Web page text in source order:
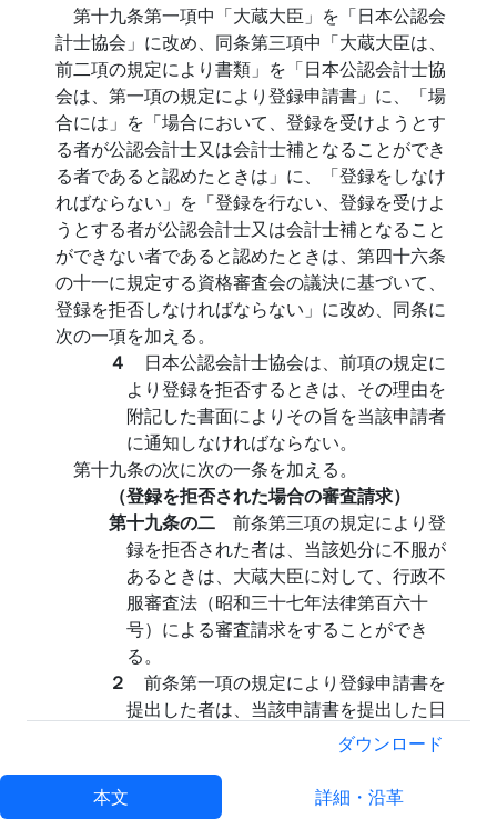
第十九条第一項中「大蔵大臣」を「日本公認会
計士協会」に改め、同条第三項中「大蔵大臣は、
前二項の規定により書類」を「日本公認会計士協
会は、第一項の規定により登録申請書」に、「場
合には」を「場合において、登録を受けようとす
る者が公認会計士又は会計士補となることができ
る者であると認めたときは」に、「登録をしなけ
ればならない」を「登録を行ない、登録を受けよ
うとする者が公認会計士又は会計士補となること
ができない者であると認めたときは、第四十六条
の十一に規定する資格審査会の議決に基づいて、
登録を拒否しなければならない」に改め、同条に
次の一項を加える。
４ 日本公認会計士協会は、前項の規定に
より登録を拒否するときは、その理由を
附記した書面によりその旨を当該申請者
に通知しなければならない。
第十九条の次に次の一条を加える。
（登録を拒否された場合の審査請求）
第十九条の二 前条第三項の規定により登
録を拒否された者は、当該処分に不服が
あるときは、大蔵大臣に対して、行政不
服審査法（昭和三十七年法律第百六十
号）による審査請求をすることができ
る。
２ 前条第一項の規定により登録申請書を
提出した者は、当該申請書を提出した日
から三月を経過しても当該申請に対して
なんらの処分がされない場合には、当該
登録を拒否されたものとして、大蔵大臣
ダウンロード
本文 詳細・沿革